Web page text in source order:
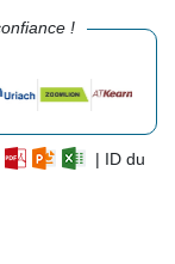
!
| ID du